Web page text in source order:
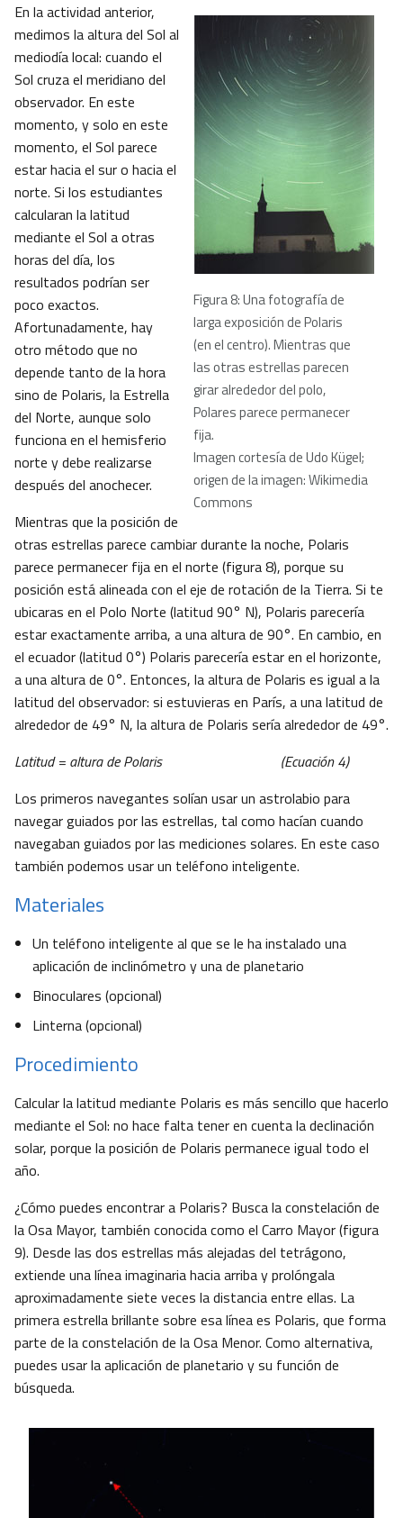
Figura 8: Una fotografía de
larga exposición de Polaris
(en el centro). Mientras que
las otras estrellas parecen
girar alrededor del polo,
Polares parece permanecer
fija.
Imagen cortesía de Udo Kügel;
origen de la imagen: Wikimedia
Commons
En la actividad anterior,
medimos la altura del Sol al
mediodía local: cuando el
Sol cruza el meridiano del
observador. En este
momento, y solo en este
momento, el Sol parece
estar hacia el sur o hacia el
norte. Si los estudiantes
calcularan la latitud
mediante el Sol a otras
horas del día, los
resultados podrían ser
poco exactos.
Afortunadamente, hay
otro método que no
depende tanto de la hora
sino de Polaris, la Estrella
del Norte, aunque solo
funciona en el hemisferio
norte y debe realizarse
después del anochecer.
Mientras que la posición de
otras estrellas parece cambiar durante la noche, Polaris
parece permanecer fija en el norte (figura 8), porque su
posición está alineada con el eje de rotación de la Tierra. Si te
ubicaras en el Polo Norte (latitud 90° N), Polaris parecería
estar exactamente arriba, a una altura de 90°. En cambio, en
el ecuador (latitud 0°) Polaris parecería estar en el horizonte,
a una altura de 0°. Entonces, la altura de Polaris es igual a la
latitud del observador: si estuvieras en París, a una latitud de
alrededor de 49° N, la altura de Polaris sería alrededor de 49°.
Latitud = altura de Polaris (Ecuación 4)
Los primeros navegantes solían usar un astrolabio para
navegar guiados por las estrellas, tal como hacían cuando
navegaban guiados por las mediciones solares. En este caso
también podemos usar un teléfono inteligente.
Materiales
Un teléfono inteligente al que se le ha instalado una
aplicación de inclinómetro y una de planetario
Binoculares (opcional)
Linterna (opcional)
Procedimiento
Calcular la latitud mediante Polaris es más sencillo que hacerlo
mediante el Sol: no hace falta tener en cuenta la declinación
solar, porque la posición de Polaris permanece igual todo el
año.
¿Cómo puedes encontrar a Polaris? Busca la constelación de
la Osa Mayor, también conocida como el Carro Mayor (figura
9). Desde las dos estrellas más alejadas del tetrágono,
extiende una línea imaginaria hacia arriba y prolóngala
aproximadamente siete veces la distancia entre ellas. La
primera estrella brillante sobre esa línea es Polaris, que forma
parte de la constelación de la Osa Menor. Como alternativa,
puedes usar la aplicación de planetario y su función de
búsqueda.